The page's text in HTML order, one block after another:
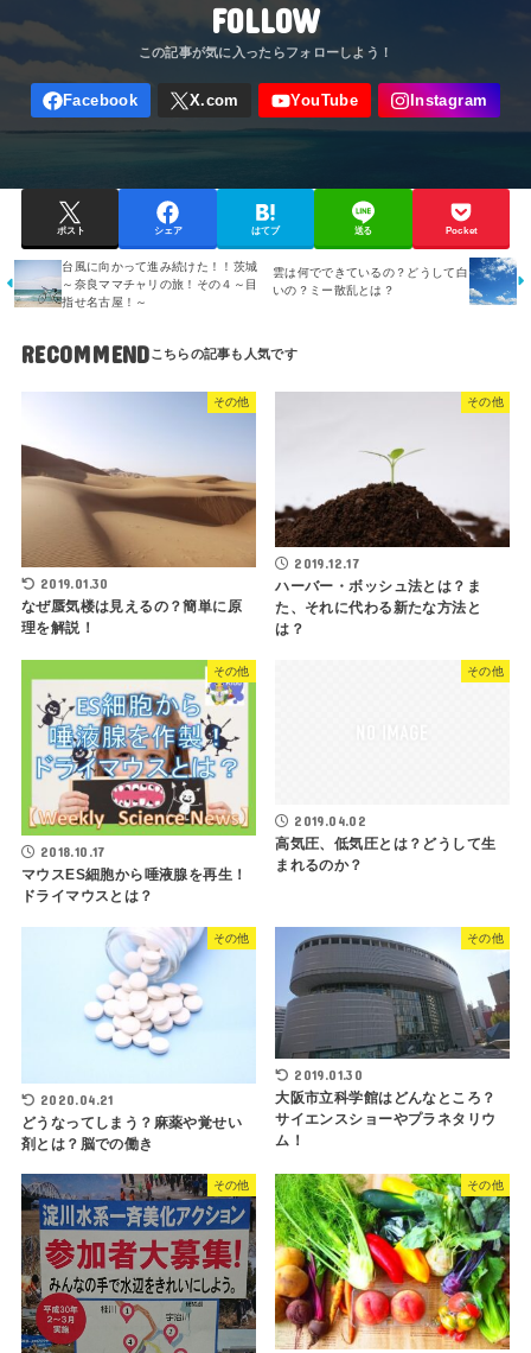
FOLLOW
ポスト シェア はてブ 送る Pocket
台風に向かって進み続けた！！茨城
～奈良ママチャリの旅！その４～目
指せ名古屋！～
雲は何でできているの？どうして白
いの？ミー散乱とは？
RECOMMEND
その他
2019.01.30
なぜ蜃気楼は見えるの？簡単に原
理を解説！
その他
2019.12.17
ハーバー・ボッシュ法とは？ま
た、それに代わる新たな方法と
は？
その他
2018.10.17
マウスES細胞から唾液腺を再生！
ドライマウスとは？
その他
2019.04.02
高気圧、低気圧とは？どうして生
まれるのか？
その他
2020.04.21
どうなってしまう？麻薬や覚せい
剤とは？脳での働き
その他
2019.01.30
大阪市立科学館はどんなところ？
サイエンスショーやプラネタリウ
ム！
その他 その他